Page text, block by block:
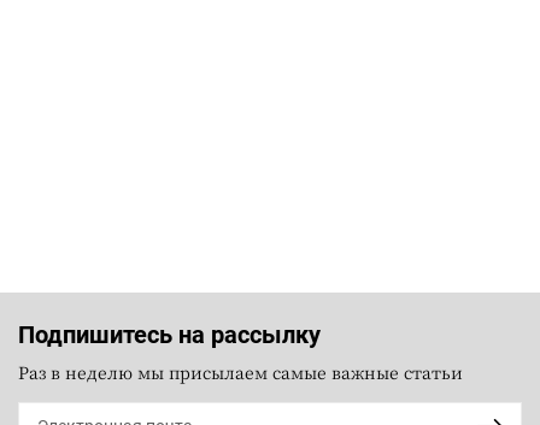
Подпишитесь на рассылку
Раз в неделю мы присылаем самые важные статьи